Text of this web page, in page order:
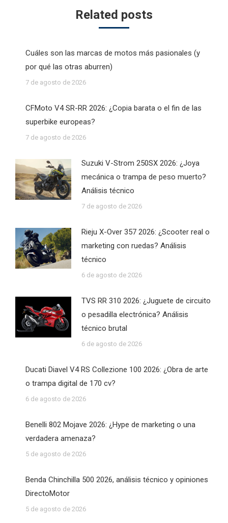
Related posts
Cuáles son las marcas de motos más pasionales (y
por qué las otras aburren)
7 de agosto de 2026
CFMoto V4 SR-RR 2026: ¿Copia barata o el fin de las
superbike europeas?
7 de agosto de 2026
Suzuki V-Strom 250SX 2026: ¿Joya
mecánica o trampa de peso muerto?
Análisis técnico
7 de agosto de 2026
Rieju X-Over 357 2026: ¿Scooter real o
marketing con ruedas? Análisis
técnico
6 de agosto de 2026
TVS RR 310 2026: ¿Juguete de circuito
o pesadilla electrónica? Análisis
técnico brutal
6 de agosto de 2026
Ducati Diavel V4 RS Collezione 100 2026: ¿Obra de arte
o trampa digital de 170 cv?
6 de agosto de 2026
Benelli 802 Mojave 2026: ¿Hype de marketing o una
verdadera amenaza?
5 de agosto de 2026
Benda Chinchilla 500 2026, análisis técnico y opiniones
DirectoMotor
5 de agosto de 2026